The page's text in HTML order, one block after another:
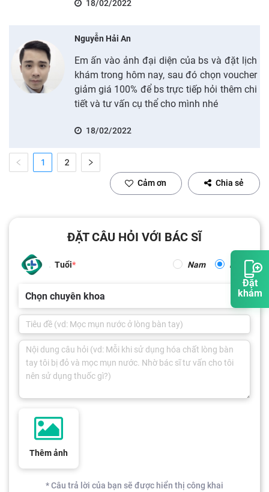
Đặt
khám
18/02/2022
Nguyễn Hải An
Em ấn vào ảnh đại diện của bs và đặt lịch
khám trong hôm nay, sau đó chọn voucher
giảm giá 100% để bs trực tiếp hỏi thêm chi
tiết và tư vấn cụ thể cho mình nhé
18/02/2022
1 2
Cảm ơn Chia sẻ
ĐẶT CÂU HỎI VỚI BÁC SĨ
Tuổi Nam Nữ
Chọn chuyên khoa
Thêm ảnh
* Câu trả lời của bạn sẽ được hiển thị công khai